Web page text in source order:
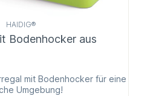
HAIDIG®
Bodenhocker aus
mit Bodenhocker für eine
Umgebung!